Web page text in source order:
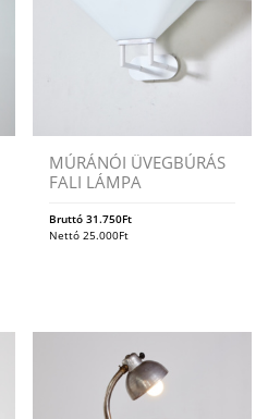
MÚRÁNÓI ÜVEGBÚRÁS
FALI LÁMPA
Bruttó31.750Ft
Nettó25.000Ft